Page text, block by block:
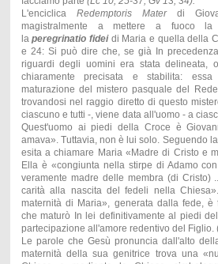
L'enciclica Redemptoris Materdi
magistralmente a mettere a fuoco la
laperegrinatio fideidi Maria e quella della
e 24: Si può dire che, se già In
riguardi degli uomini era stata delineata,
chiaramente precisata e stabilita:
maturazione del mistero pasquale del
trovandosi nel raggio diretto di questo
ciascuno e tutti -, viene data all'uomo - a
Quest'uomo ai piedi della Croce è
amava». Tuttavia, non è lui solo. Seguendo
esita a chiamare Maria «Madre di Cristo e
Ella è «congiunta nella stirpe di Adamo
veramente madre delle membra (di Cristo)
carità alla nascita del fedeli nella
maternità di Maria», generata dalla fede, è
che maturò In lei definitivamente al piedi
partecipazione all'amore redentivo del Figlio.
Le parole che Gesù pronuncia dall'alto
maternità della sua genitrice trova una